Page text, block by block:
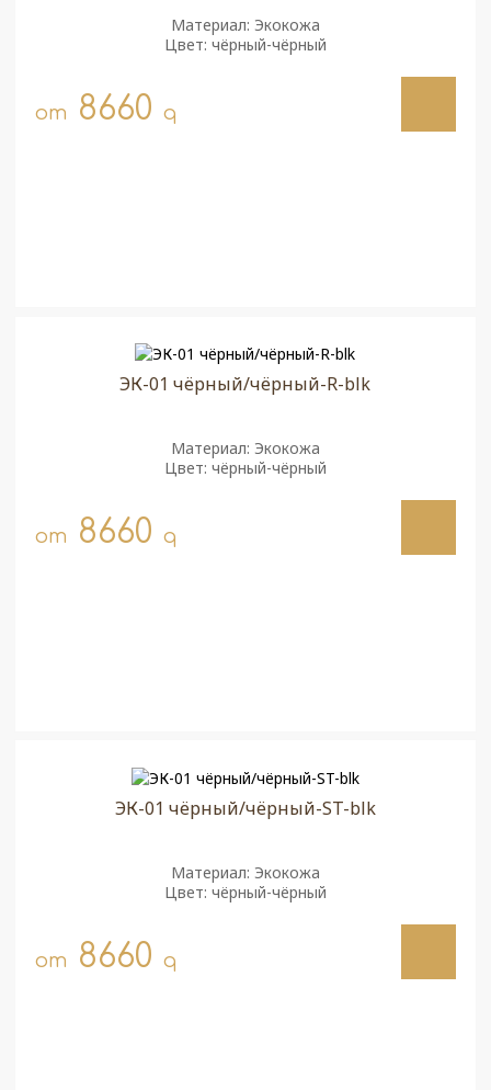
Материал: Экокожа
Цвет: чёрный-чёрный
от 8660 q
ЭК-01 чёрный/чёрный-R-blk
Материал: Экокожа
Цвет: чёрный-чёрный
от 8660 q
ЭК-01 чёрный/чёрный-ST-blk
Материал: Экокожа
Цвет: чёрный-чёрный
от 8660 q